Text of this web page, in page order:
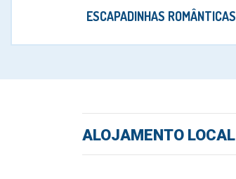
ESCAPADINHAS ROMÂNTICAS
ALOJAMENTO LOCAL